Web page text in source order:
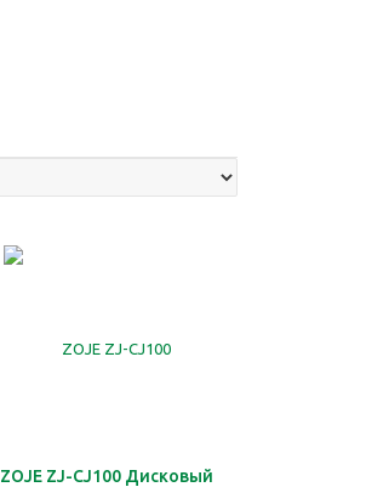
ZOJE ZJ-CJ100 Дисковый